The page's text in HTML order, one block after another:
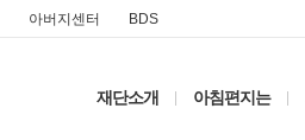
아버지센터 BDS
재단소개 아침편지는